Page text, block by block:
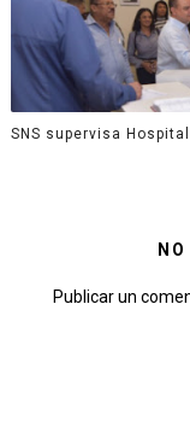
SNS supervisa
Publicar un